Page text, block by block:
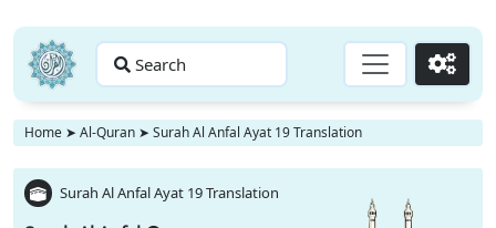
Search Go
Home ➤ Al-Quran ➤ Surah Al Anfal Ayat 19 Translation
Surah Al Anfal Ayat 19 Translation